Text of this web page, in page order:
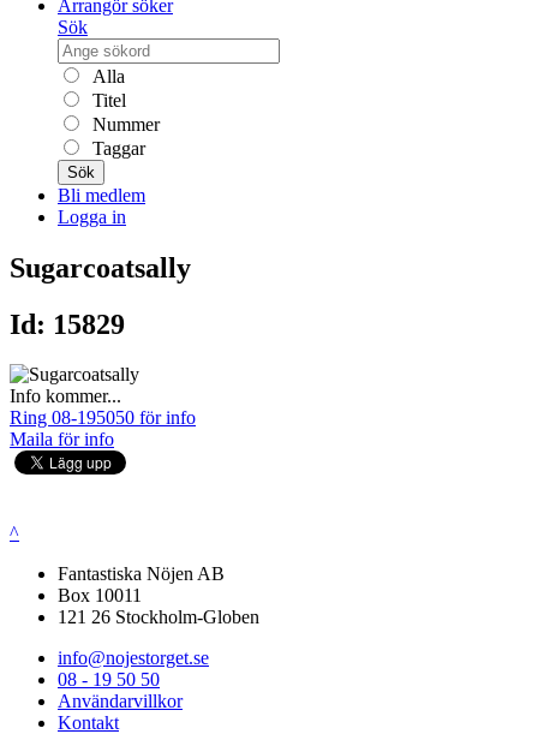
Arrangör söker
Sök
Alla
Titel
Nummer
Taggar
Sök
Bli medlem
Logga in
Sugarcoatsally
Id: 15829
Info kommer...
Ring 08-195050 för info
Maila för info
^
Fantastiska Nöjen AB
Box 10011
121 26 Stockholm-Globen
info@nojestorget.se
08 - 19 50 50
Användarvillkor
Kontakt